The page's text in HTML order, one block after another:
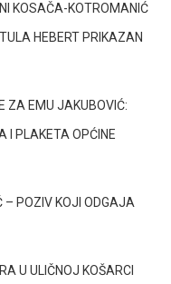
KOSAČA-KOTROMANIĆ
HEBERT PRIKAZAN
ZA EMU JAKUBOVIĆ:
I PLAKETA OPĆINE
– POZIV KOJI ODGAJA
U ULIČNOJ KOŠARCI